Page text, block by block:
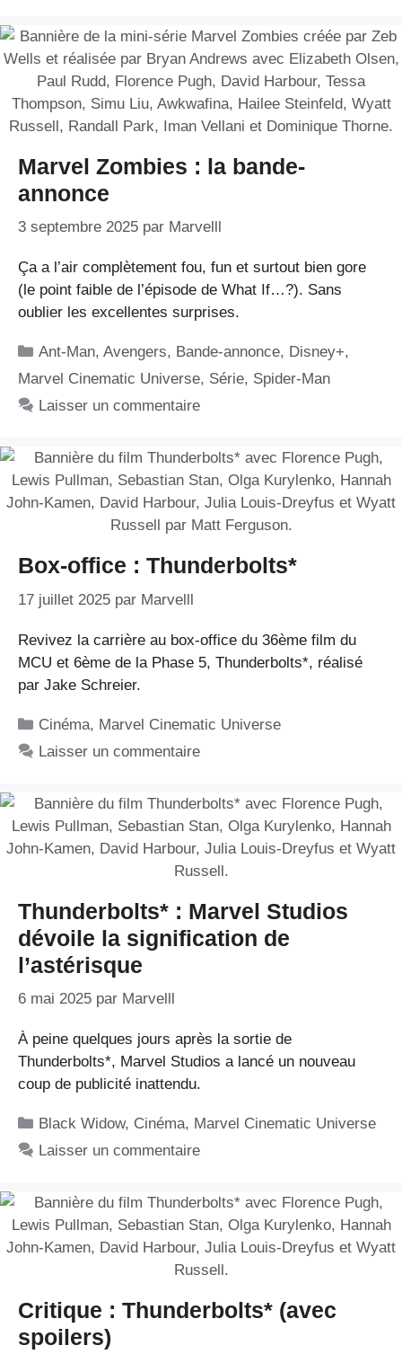
Marvel Zombies : la bande-
annonce
3 septembre 2025 par Marvelll
Ça a l’air complètement fou, fun et surtout bien gore
(le point faible de l’épisode de What If…?). Sans
oublier les excellentes surprises.
Catégories
Ant-Man,Avengers, Bande-annonce, Disney+,
Marvel Cinematic Universe, Série, Spider-Man
Laisser un commentaire
Box-office : Thunderbolts*
17 juillet 2025 par Marvelll
Revivez la carrière au box-office du 36ème film du
MCU et 6ème de la Phase 5, Thunderbolts*, réalisé
par Jake Schreier.
Catégories
Cinéma, Marvel Cinematic Universe
Laisser un commentaire
Thunderbolts* : Marvel Studios
dévoile la signification de
l’astérisque
6 mai 2025 par Marvelll
À peine quelques jours après la sortie de
Thunderbolts*, Marvel Studios a lancé un nouveau
coup de publicité inattendu.
Catégories
Black Widow, Cinéma, Marvel Cinematic Universe
Laisser un commentaire
Critique : Thunderbolts* (avec
spoilers)